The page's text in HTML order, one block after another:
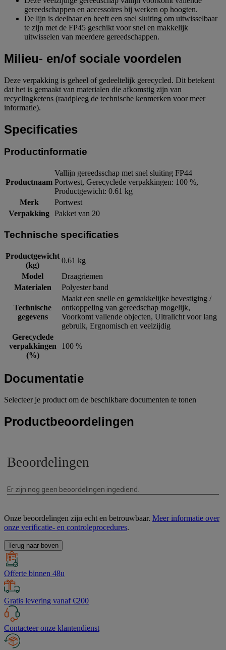
gereedschappen en accessoires bij werken op hoogten.
De lijn is deelbaar en heeft een snel sluiting om uitwisselbaar
te zijn met de FP45 geschikt voor snel en makkelijk
uitwisselen van meerdere gereedschappen.
Milieu- en/of sociale voordelen
Deze verpakking is geheel of gedeeltelijk gerecycled. Dit betekent
dat het is gemaakt van materialen die afkomstig zijn van
recyclingketens (raadpleeg de technische kenmerken voor meer
informatie).
Specificaties
Productinformatie
Productnaam
Vallijn gereedsschap met snel sluiting FP44
Portwest, Gerecyclede verpakkingen: 100 %,
Productgewicht: 0.61 kg
Merk
Portwest
Verpakking Pakket van 20
Technische specificaties
Productgewicht
(kg)
0.61 kg
Model
Draagriemen
Materialen
Polyester band
Technische
gegevens
Maakt een snelle en gemakkelijke bevestiging /
ontkoppeling van gereedschap mogelijk,
Voorkomt vallende objecten, Ultralicht voor lang
gebruik, Ergnomisch en veelzijdig
Gerecyclede
verpakkingen
(%)
100 %
Documentatie
Selecteer je product om de beschikbare documenten te tonen
Productbeoordelingen
Onze beoordelingen zijn echt en betrouwbaar. Meer informatie over
onze verificatie- en controleprocedures.
Terug naar boven
Offerte binnen 48u
Gratis levering vanaf €200
Contacteer onze klantendienst